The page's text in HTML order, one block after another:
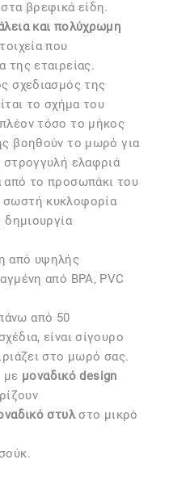
βρεφικά είδη.
και πολύχρωμη
που
της εταιρείας.
σχεδιασμός της
το σχήμα του
τόσο το μήκος
βοηθούν το μωρό για
ελαφριά
από το προσωπάκι του
σωστή κυκλοφορία
δημιουργία
από υψηλής
από BPA, PVC
από 50
είναι σίγουρο
στο μωρό σας.
με μοναδικό design
στυλστο μικρό